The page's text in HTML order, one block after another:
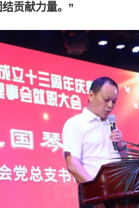
贡献力量。”